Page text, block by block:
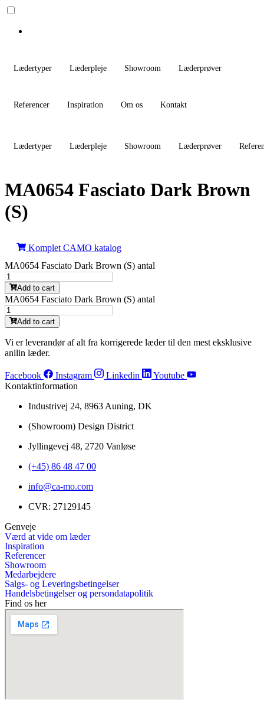
Lædertyper Læderpleje Showroom Læderprøver
Referencer Inspiration Om os Kontakt
Lædertyper Læderpleje Showroom Læderprøver
MA0654 Fasciato Dark Brown
(S)
Komplet CAMO katalog
MA0654 Fasciato Dark Brown (S) antal
Add to cart
MA0654 Fasciato Dark Brown (S) antal
Add to cart
Vi er leverandør af alt fra korrigerede læder til den mest eksklusive
anilin læder.
Facebook Instagram Linkedin
Youtube
Kontaktinformation
Industrivej 24, 8963 Auning, DK
(Showroom) Design District
Jyllingevej 48, 2720 Vanløse
(+45) 86 48 47 00
info@ca-mo.com
CVR: 27129145
Genveje
Værd at vide om læder
Inspiration
Referencer
Showroom
Medarbejdere
Salgs- og Leveringsbetingelser
Handelsbetingelser og persondatapolitik
Find os her